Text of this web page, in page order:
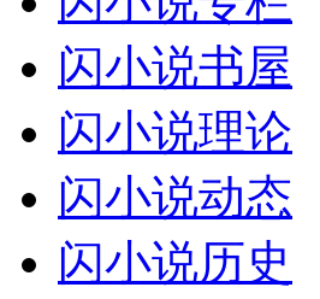
闪小说书屋
闪小说理论
闪小说动态
闪小说历史